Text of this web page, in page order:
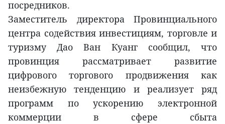
посредников.
Заместитель директора Провинциального
центра содействия инвестициям, торговле и
туризму Дао Ван Куанг сообщил, что
провинция рассматривает развитие
цифрового торгового продвижения как
неизбежную тенденцию и реализует ряд
программ по ускорению электронной
коммерции в сфере сбыта